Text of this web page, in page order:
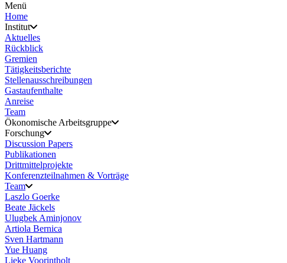
Menü
Home
Institut
Aktuelles
Rückblick
Gremien
Tätigkeitsberichte
Stellenausschreibungen
Gastaufenthalte
Anreise
Team
Ökonomische Arbeitsgruppe
Forschung
Discussion Papers
Publikationen
Drittmittelprojekte
Konferenzteilnahmen & Vorträge
Team
Laszlo Goerke
Beate Jäckels
Ulugbek Aminjonov
Artiola Bernica
Sven Hartmann
Yue Huang
Lieke Voorintholt